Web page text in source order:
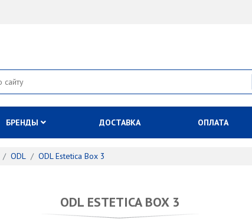
БРЕНДЫ ДОСТАВКА ОПЛАТА
ODL ODL Estetica Box 3
ODL ESTETICA BOX 3